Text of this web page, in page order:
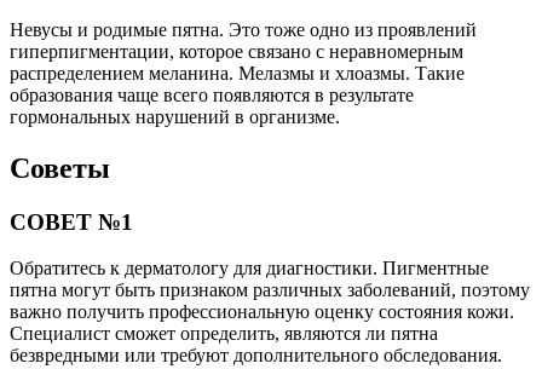
Невусы и родимые пятна. Это тоже одно из проявлений
гиперпигментации, которое связано с неравномерным
распределением меланина. Мелазмы и хлоазмы. Такие
образования чаще всего появляются в результате
гормональных нарушений в организме.
Советы
СОВЕТ №1
Обратитесь к дерматологу для диагностики. Пигментные
пятна могут быть признаком различных заболеваний, поэтому
важно получить профессиональную оценку состояния кожи.
Специалист сможет определить, являются ли пятна
безвредными или требуют дополнительного обследования.